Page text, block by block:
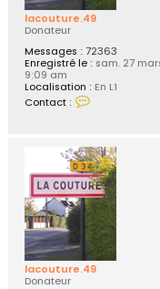
lacouture.49
Donateur
Messages : 72363
Enregistré le : sam. 27
9:09 am
Localisation : En L1
Contact :
a
c
t
e
r
l
a
c
o
u
t
u
lacouture.49
Donateur